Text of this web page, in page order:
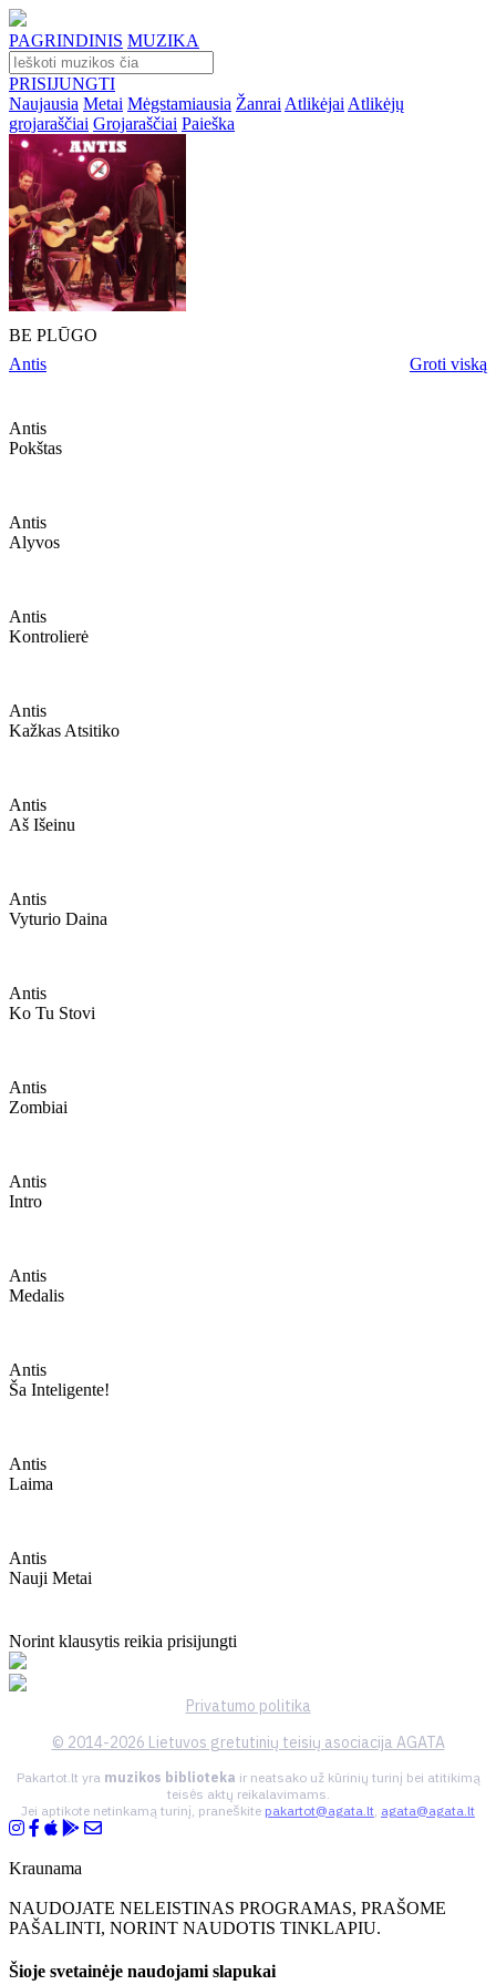
PAGRINDINIS MUZIKA
PRISIJUNGTI
Naujausia Metai Mėgstamiausia Žanrai Atlikėjai Atlikėjų
grojaraščiai Grojaraščiai Paieška
BE PLŪGO
Antis
Groti viską
Antis
Pokštas
Antis
Alyvos
Antis
Kontrolierė
Antis
Kažkas Atsitiko
Antis
Aš Išeinu
Antis
Vyturio Daina
Antis
Ko Tu Stovi
Antis
Zombiai
Antis
Intro
Antis
Medalis
Antis
Ša Inteligente!
Antis
Laima
Antis
Nauji Metai
Norint klausytis reikia prisijungti
Privatumo politika
© 2014-2026 Lietuvos gretutinių teisių asociacija AGATA
Pakartot.lt yra muzikos biblioteka ir neatsako už kūrinių turinį bei atitikimą
teisės aktų reikalavimams.
Jei aptikote netinkamą turinį, praneškite pakartot@agata.lt, agata@agata.lt
Kraunama
NAUDOJATE NELEISTINAS PROGRAMAS, PRAŠOME
PAŠALINTI, NORINT NAUDOTIS TINKLAPIU.
Šioje svetainėje naudojami slapukai